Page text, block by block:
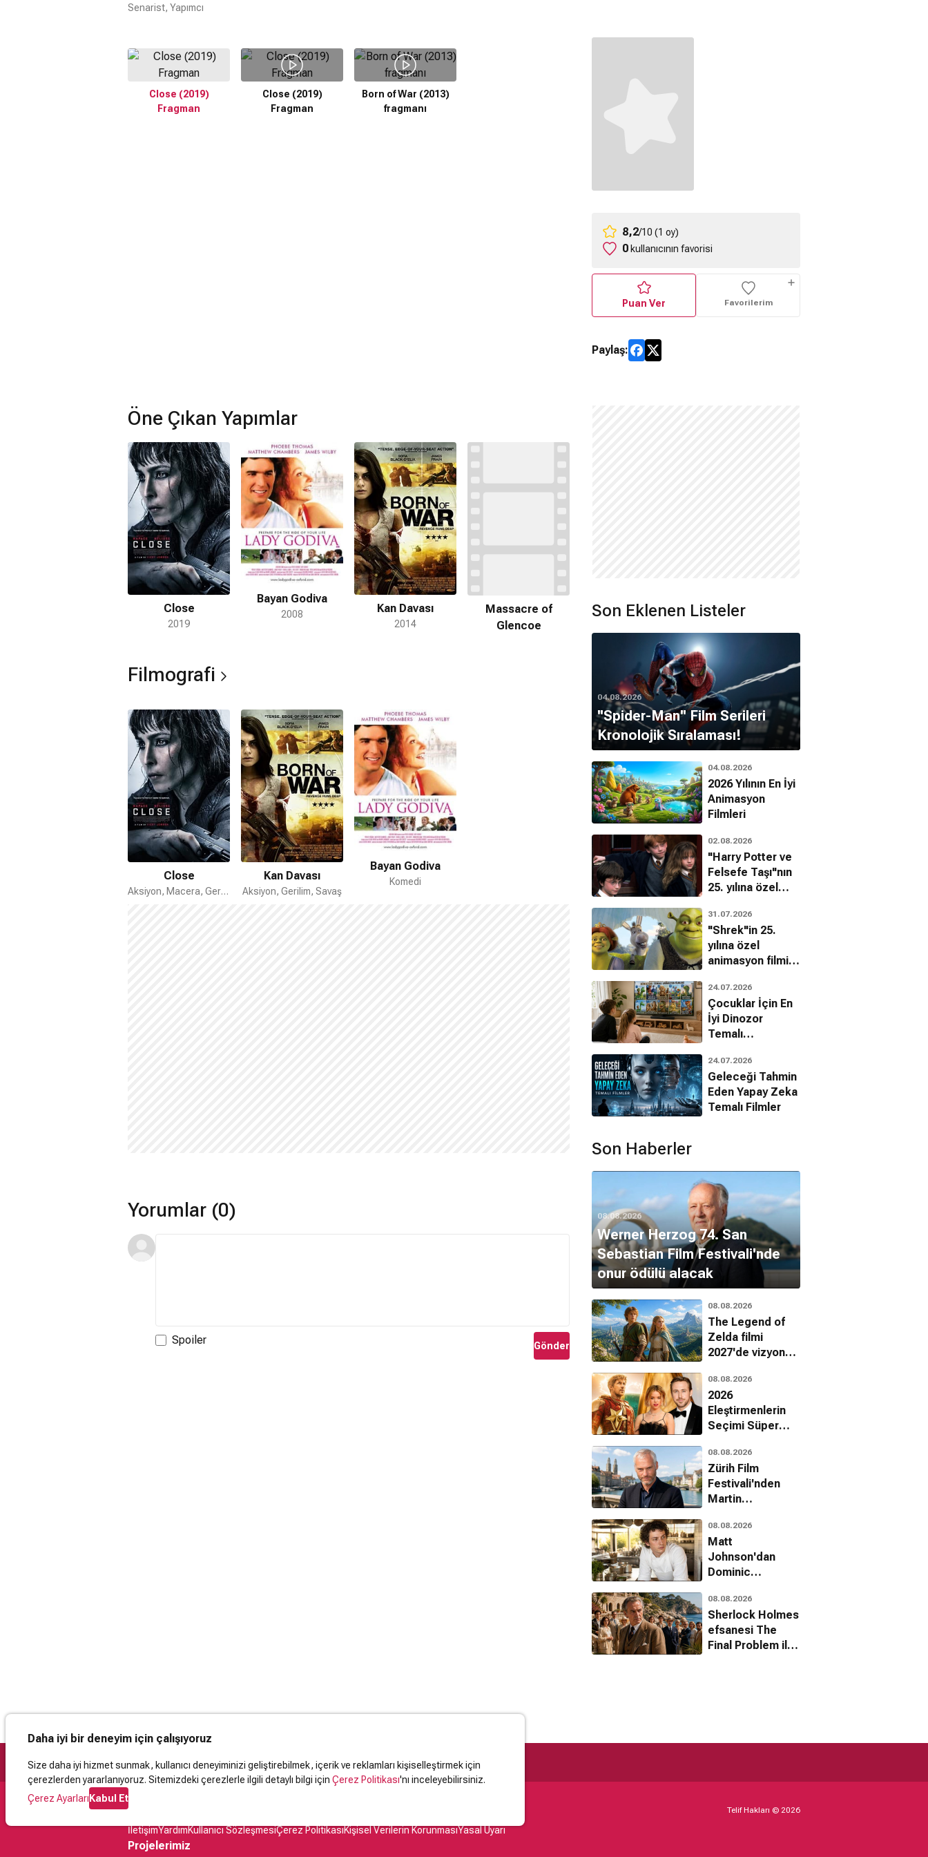
Senarist, Yapımcı
Close (2019)
Fragman
Close (2019)
Fragman
Born of War (2013)
fragmanı
8,2/10 (1 oy)
0kullanıcının favorisi
Puan Ver Favorilerim
Paylaş:
Öne Çıkan Yapımlar
Close
2019
Bayan Godiva
2008 Kan Davası
2014
Massacre of
Glencoe
Filmografi
Close
Aksiyon, Macera, Gerilim
Kan Davası
Aksiyon, Gerilim, Savaş
Bayan Godiva
Komedi
Yorumlar (0)
Spoiler Gönder
Son Eklenen Listeler
04.08.2026
''Spider-Man'' Film Serileri
Kronolojik Sıralaması!
04.08.2026
2026 Yılının En İyi
Animasyon
Filmleri
02.08.2026
"Harry Potter ve
Felsefe Taşı"nın
25. yılına özel
bilinmeyenleri!
31.07.2026
"Shrek"in 25.
yılına özel
animasyon filmin
24.07.2026
Çocuklar İçin En
İyi Dinozor
Temalı
Filmleri
24.07.2026
Geleceği Tahmin
Eden Yapay Zeka
Temalı Filmler
Son Haberler
08.08.2026
Werner Herzog 74. San
Sebastian Film Festivali'nde
onur ödülü alacak
08.08.2026
The Legend of
Zelda filmi
2027'de vizyona
08.08.2026
2026
Eleştirmenlerin
Seçimi Süper
sahiplerini buldu
08.08.2026
Zürih Film
Festivali'nden
Martin
ödülü
08.08.2026
Matt
Johnson'dan
Dominic
tavsiye:
Hazırlanma
08.08.2026
Sherlock Holmes
efsanesi The
Final Problem ile
Daha iyi bir deneyim için çalışıyoruz
Size daha iyi hizmet sunmak, kullanıcı deneyiminizi geliştirebilmek, içerik ve reklamları kişiselleştirmek için
çerezlerden yararlanıyoruz. Sitemizdeki çerezlerle ilgili detaylı bilgi için Çerez Politikası'nı inceleyebilirsiniz.
Çerez AyarlarıKabul Et
Destek
İletişimYardımKullanıcı SözleşmesiÇerez PolitikasıKişisel Verilerin KorunmasıYasal Uyarı
Projelerimiz
Telif Hakları © 2026